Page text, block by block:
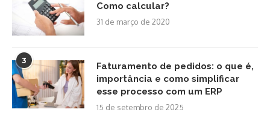
Como calcular?
31 de março de 2020
3
Faturamento de pedidos: o que é,
importância e como simplificar
esse processo com um ERP
15 de setembro de 2025